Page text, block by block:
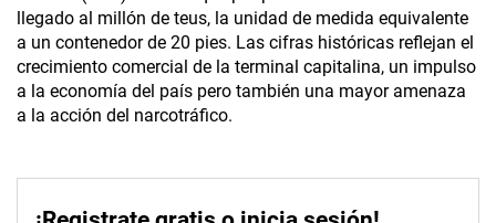
llegado al millón de teus, la unidad de medida equivalente
a un contenedor de 20 pies. Las cifras históricas reflejan el
crecimiento comercial de la terminal capitalina, un impulso
a la economía del país pero también una mayor amenaza
a la acción del narcotráfico.